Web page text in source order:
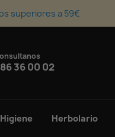
superiores a 59€
36 00 02
Herbolario